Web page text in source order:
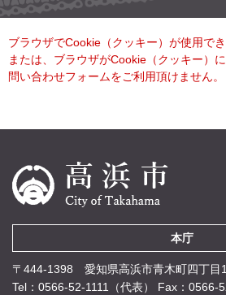
本
へブラウザでCookie（クッキー）が使用で
または、ブラウザがCookie（クッキー）
問い合わせフォームをご利用頂けません。
本庁
〒444-1398 愛知県高浜市青木町四丁目
Tel：0566-52-1111（代表）
Fax：0566-